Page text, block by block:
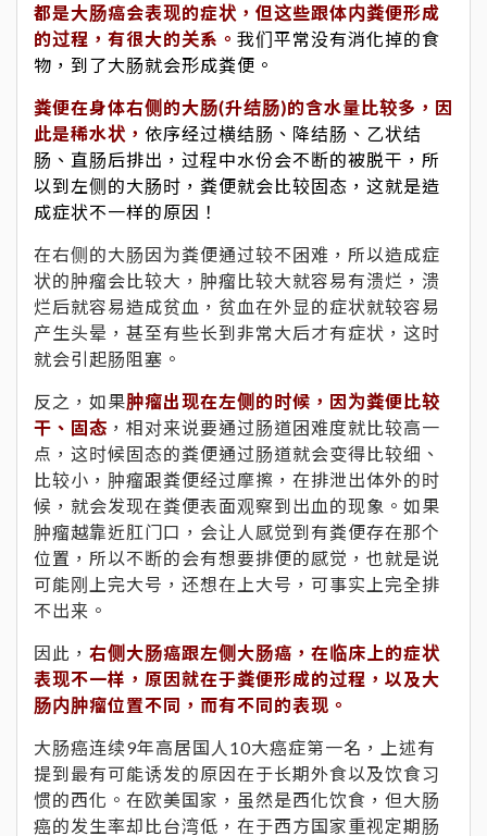
都是大肠癌会表现的症状，但这些跟体内粪便形成
的过程，有很大的关系。 我们平常没有消化掉的食
物，到了大肠就会形成粪便。
粪便在身体右侧的大肠(升结肠)的含水量比较多，因
此是稀水状， 依序经过横结肠、降结肠、乙状结
肠、直肠后排出，过程中水份会不断的被脱干，所
以到左侧的大肠时，粪便就会比较固态，这就是造
成症状不一样的原因！
在右侧的大肠因为粪便通过较不困难，所以造成症
状的肿瘤会比较大，肿瘤比较大就容易有溃烂，溃
烂后就容易造成贫血，贫血在外显的症状就较容易
产生头晕，甚至有些长到非常大后才有症状，这时
就会引起肠阻塞。
反之，如果肿瘤出现在左侧的时候，因为粪便比较
干、固态 ，相对来说要通过肠道困难度就比较高一
点，这时候固态的粪便通过肠道就会变得比较细、
比较小，肿瘤跟粪便经过摩擦，在排泄出体外的时
候，就会发现在粪便表面观察到出血的现象。如果
肿瘤越靠近肛门口，会让人感觉到有粪便存在那个
位置，所以不断的会有想要排便的感觉，也就是说
可能刚上完大号，还想在上大号，可事实上完全排
不出来。
因此， 右侧大肠癌跟左侧大肠癌，在临床上的症状
表现不一样，原因就在于粪便形成的过程，以及大
肠内肿瘤位置不同，而有不同的表现。
大肠癌连续9年高居国人10大癌症第一名，上述有
提到最有可能诱发的原因在于长期外食以及饮食习
惯的西化。在欧美国家，虽然是西化饮食，但大肠
癌的发生率却比台湾低，在于西方国家重视定期肠